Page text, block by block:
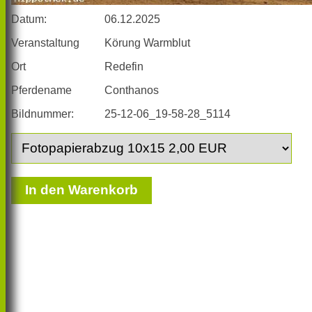
Datum:
06.12.2025
Veranstaltung
Körung Warmblut
Ort
Redefin
Pferdename
Conthanos
Bildnummer:
25-12-06_19-58-28_5114
In den Warenkorb